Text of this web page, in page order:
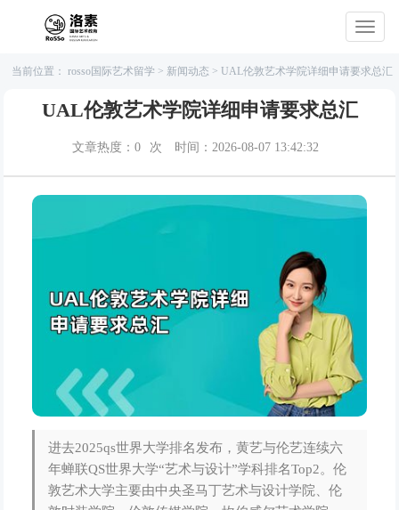
当前位置：rosso国际艺术留学 > 新闻动态 >UAL伦敦艺术学院详细申请要求总汇
UAL伦敦艺术学院详细申请要求总汇
文章热度： 0 次 时间：2026-08-07 13:42:32
进去2025qs世界大学排名发布，黄艺与伦艺连续六
年蝉联QS世界大学“艺术与设计”学科排名Top2。伦
敦艺术大学主要由中央圣马丁艺术与设计学院、伦